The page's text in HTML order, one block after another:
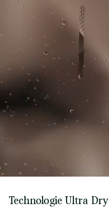
Technologie Ultra Dry